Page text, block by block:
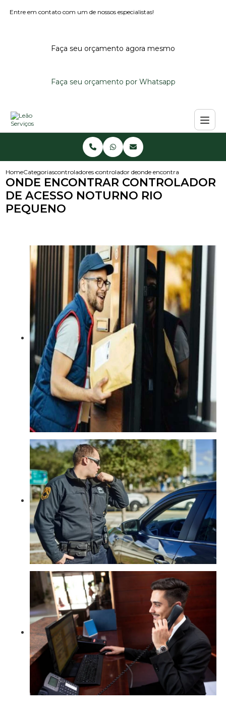
Entre em contato com um de nossos especialistas!
Faça seu orçamento agora mesmo
Faça seu orçamento por Whatsapp
HomeCategoriascontroladores de acessocontrolador de acesso noturno
onde encontrar controlador
ONDE ENCONTRAR CONTROLADOR
DE ACESSO NOTURNO RIO
PEQUENO